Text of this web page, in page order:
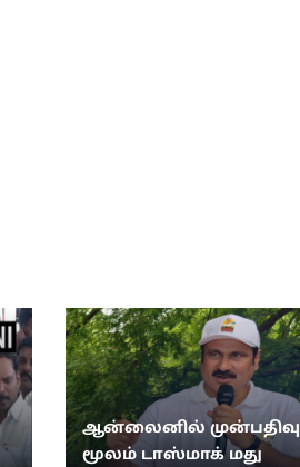
ஆன்லைனில் முன்பதிவு
மூலம் டாஸ்மாக் மது